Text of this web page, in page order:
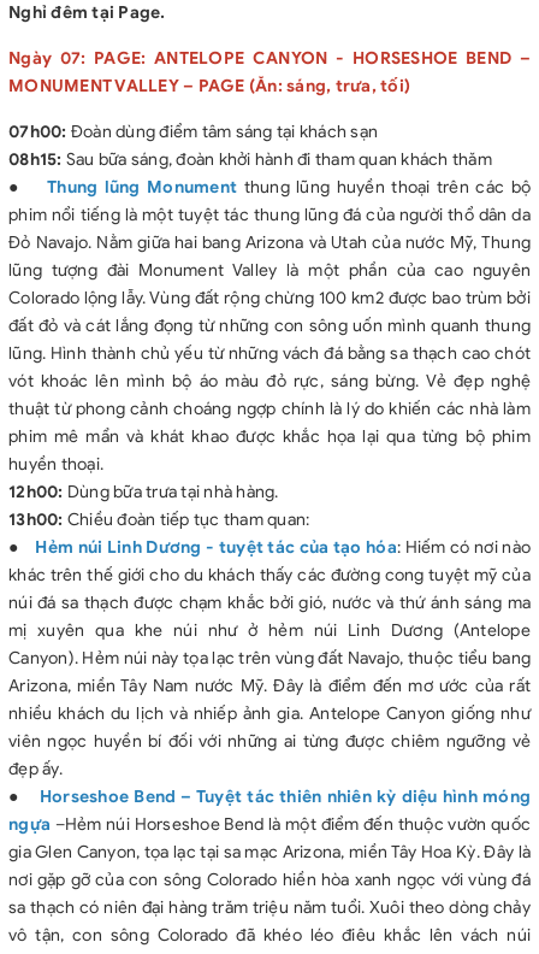
Nghỉ đêm tại Page.
Ngày 07: PAGE: ANTELOPE CANYON - HORSESHOE BEND –
MONUMENT VALLEY – PAGE (Ăn: sáng, trưa, tối)
07h00: Đoàn dùng điểm tâm sáng tại khách sạn
08h15: Sau bữa sáng, đoàn khởi hành đi tham quan khách thăm
●Thung lũng Monument thung lũng huyền thoại trên các bộ
phim nổi tiếng là một tuyệt tác thung lũng đá của người thổ dân da
Đỏ Navajo. Nằm giữa hai bang Arizona và Utah của nước Mỹ, Thung
lũng tượng đài Monument Valley là một phần của cao nguyên
Colorado lộng lẫy. Vùng đất rộng chừng 100 km2 được bao trùm bởi
đất đỏ và cát lắng đọng từ những con sông uốn mình quanh thung
lũng. Hình thành chủ yếu từ những vách đá bằng sa thạch cao chót
vót khoác lên mình bộ áo màu đỏ rực, sáng bừng. Vẻ đẹp nghệ
thuật từ phong cảnh choáng ngợp chính là lý do khiến các nhà làm
phim mê mẩn và khát khao được khắc họa lại qua từng bộ phim
huyền thoại.
12h00: Dùng bữa trưa tại nhà hàng.
13h00: Chiều đoàn tiếp tục tham quan:
● Hẻm núi Linh Dương - tuyệt tác của tạo hóa: Hiếm có nơi nào
khác trên thế giới cho du khách thấy các đường cong tuyệt mỹ của
núi đá sa thạch được chạm khắc bởi gió, nước và thứ ánh sáng ma
mị xuyên qua khe núi như ở hẻm núi Linh Dương (Antelope
Canyon). Hẻm núi này tọa lạc trên vùng đất Navajo, thuộc tiểu bang
Arizona, miền Tây Nam nước Mỹ. Đây là điểm đến mơ ước của rất
nhiều khách du lịch và nhiếp ảnh gia. Antelope Canyon giống như
viên ngọc huyền bí đối với những ai từng được chiêm ngưỡng vẻ
đẹp ấy.
● Horseshoe Bend – Tuyệt tác thiên nhiên kỳ diệu hình móng
ngựa –Hẻm núi Horseshoe Bend là một điểm đến thuộc vườn quốc
gia Glen Canyon, tọa lạc tại sa mạc Arizona, miền Tây Hoa Kỳ. Đây là
nơi gặp gỡ của con sông Colorado hiền hòa xanh ngọc với vùng đá
sa thạch có niên đại hàng trăm triệu năm tuổi. Xuôi theo dòng chảy
vô tận, con sông Colorado đã khéo léo điêu khắc lên vách núi